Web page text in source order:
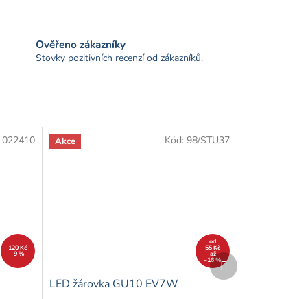
Ověřeno zákazníky
Stovky pozitivních recenzí od zákazníků.
120 Kč
–9 %
022410 Akce
od
55 Kč
až
–16 %
LED žárovka GU10 EV7W
Kód: 98/STU37
Další
produkt